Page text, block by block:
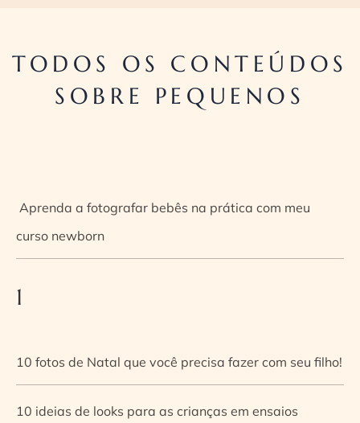
TODOS OS CONTEÚDOS
SOBRE PEQUENOS
Aprenda a fotografar bebês na prática com meu
curso newborn
1
10 fotos de Natal que você precisa fazer com seu filho!
10 ideias de looks para as crianças em ensaios